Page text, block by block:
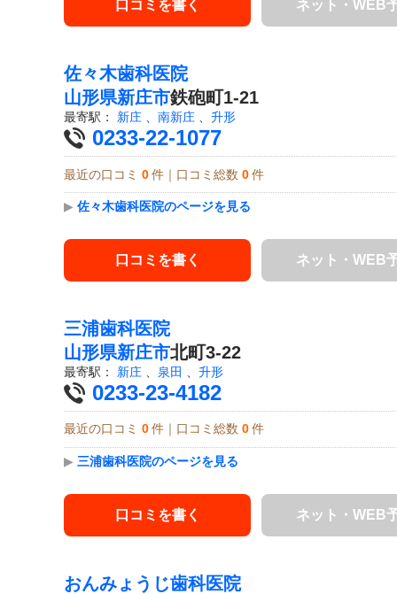
口コミを書く ネット・WEB
佐々木歯科医院
山形県新庄市鉄砲町1-21
最寄駅： 新庄 、 南新庄 、 升形
0233-22-1077
最近の口コミ 0 件｜口コミ総数 0 件
▶ 佐々木歯科医院のページを見る
口コミを書く ネット・WEB
三浦歯科医院
山形県新庄市北町3-22
最寄駅： 新庄 泉田 升形
0233-23-4182
最近の口コミ 0 件｜口コミ総数 0 件
▶ 三浦歯科医院のページを見る
口コミを書く ネット・WEB
おんみょうじ歯科医院